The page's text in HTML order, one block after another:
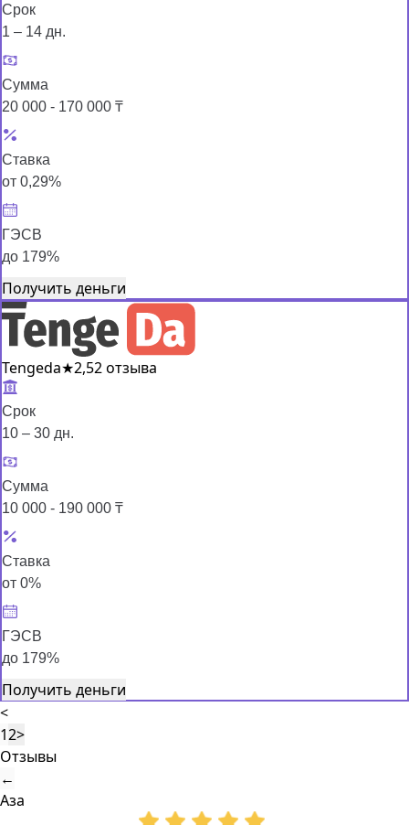
Срок
1 – 14 дн.
Сумма
20 000 - 170 000 ₸
Ставка
от 0,29%
ГЭСВ
до 179%
Получить деньги
Tengeda★2,52 отзыва
Срок
10 – 30 дн.
Сумма
10 000 - 190 000 ₸
Ставка
от 0%
ГЭСВ
до 179%
Получить деньги
<
12>
Отзывы
←
Аза